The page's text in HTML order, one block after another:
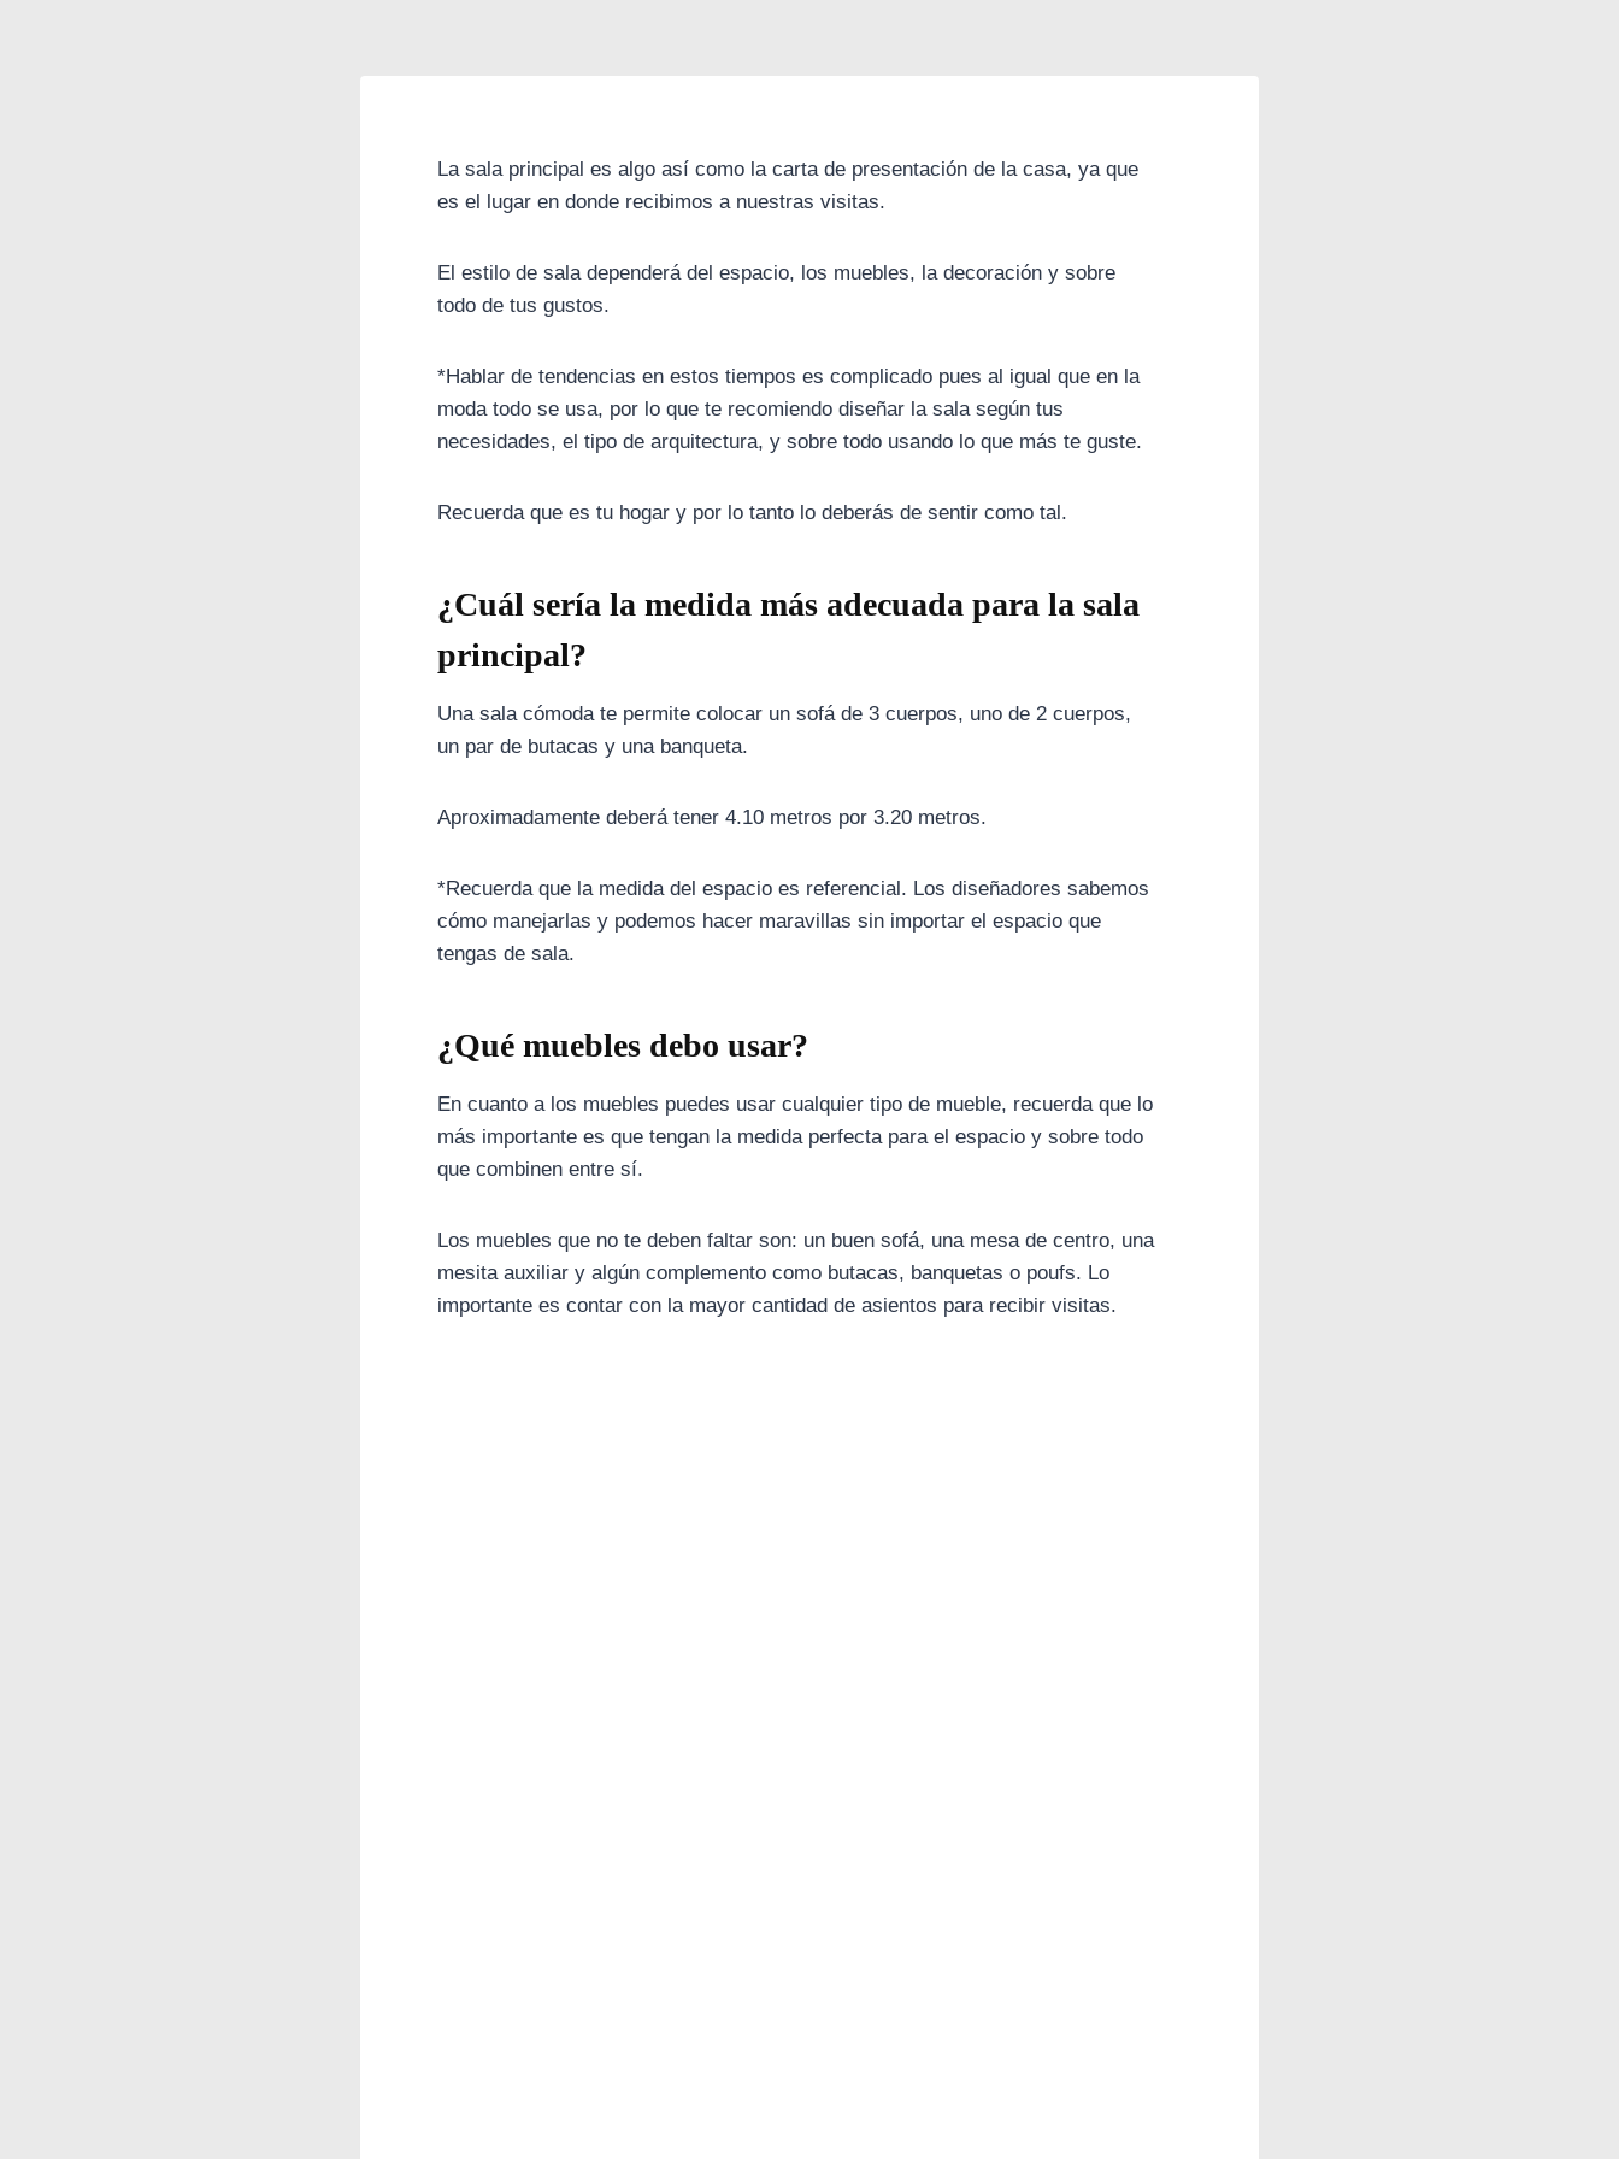
La sala principal es algo así como la carta de presentación de la casa, ya que
es el lugar en donde recibimos a nuestras visitas.
El estilo de sala dependerá del espacio, los muebles, la decoración y sobre
todo de tus gustos.
*Hablar de tendencias en estos tiempos es complicado pues al igual que en la
moda todo se usa, por lo que te recomiendo diseñar la sala según tus
necesidades, el tipo de arquitectura, y sobre todo usando lo que más te guste.
Recuerda que es tu hogar y por lo tanto lo deberás de sentir como tal.
¿Cuál sería la medida más adecuada para la sala
principal?
Una sala cómoda te permite colocar un sofá de 3 cuerpos, uno de 2 cuerpos,
un par de butacas y una banqueta.
Aproximadamente deberá tener 4.10 metros por 3.20 metros.
*Recuerda que la medida del espacio es referencial. Los diseñadores sabemos
cómo manejarlas y podemos hacer maravillas sin importar el espacio que
tengas de sala.
¿Qué muebles debo usar?
En cuanto a los muebles puedes usar cualquier tipo de mueble, recuerda que lo
más importante es que tengan la medida perfecta para el espacio y sobre todo
que combinen entre sí.
Los muebles que no te deben faltar son: un buen sofá, una mesa de centro, una
mesita auxiliar y algún complemento como butacas, banquetas o poufs. Lo
importante es contar con la mayor cantidad de asientos para recibir visitas.